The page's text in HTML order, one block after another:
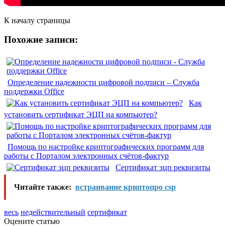
К началу страницы
Похожие записи:
Определение надежности цифровой подписи – Служба
поддержки Office
Как
установить сертификат ЭЦП на компьютер?
Помощь по настройке криптографических программ для
работы с Порталом электронных счётов-фактур
Сертификат эцп реквизиты
Читайте также: встраивание криптопро csp
весь недействительный сертификат
Оцените статью